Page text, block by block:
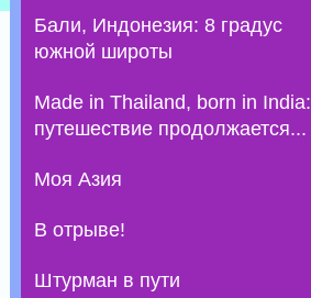
Бали, Индонезия: 8 градус
южной широты
Made in Thailand, born in India:
путешествие продолжается...
Моя Азия
В отрыве!
Штурман в пути